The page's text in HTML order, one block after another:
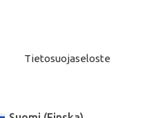
Tietosuojaseloste